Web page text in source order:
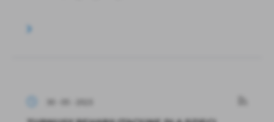
30 - 05 - 2023